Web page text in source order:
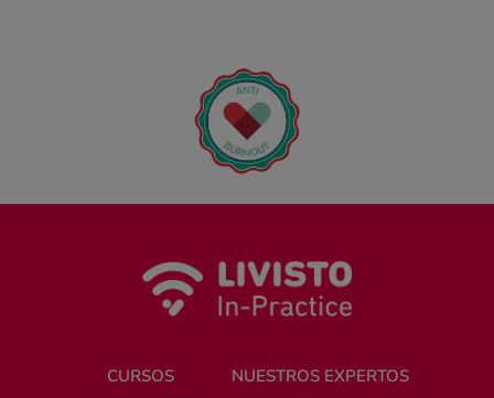
CURSOS
NUESTROS EXPERTOS